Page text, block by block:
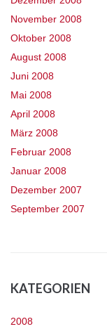
November 2008
Oktober 2008
August 2008
Juni 2008
Mai 2008
April 2008
März 2008
Februar 2008
Januar 2008
Dezember 2007
September 2007
KATEGORIEN
2008